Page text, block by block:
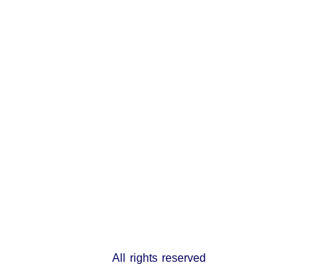
All rights reserved